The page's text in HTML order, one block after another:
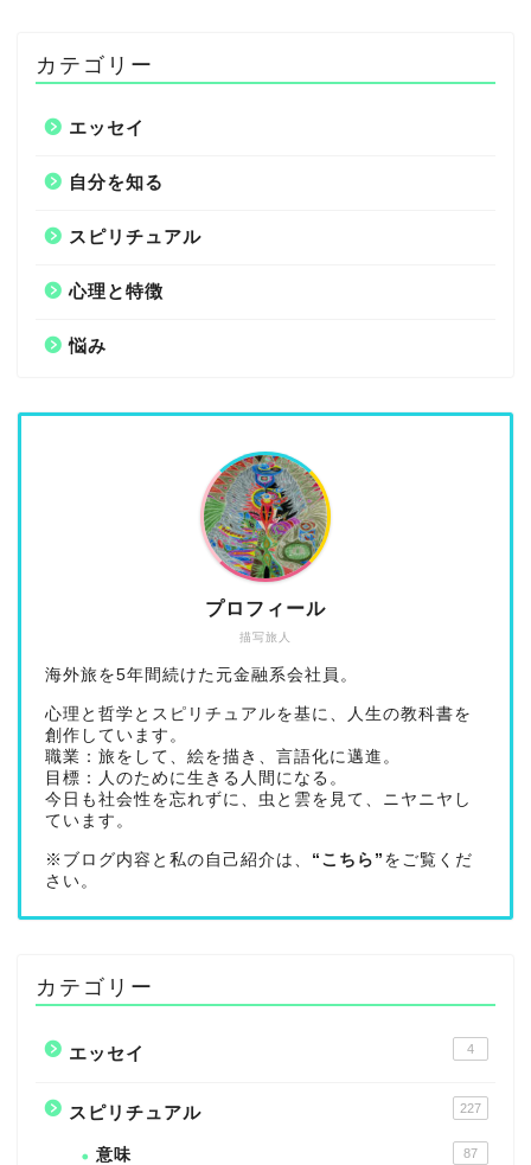
カテゴリー
エッセイ
自分を知る
スピリチュアル
心理と特徴
悩み
描写旅人
プロフィール
海外旅を5年間続けた元金融系会社員。
心理と哲学とスピリチュアルを基に、人生の教科書を
創作しています。
職業：旅をして、絵を描き、言語化に邁進。
目標：人のために生きる人間になる。
今日も社会性を忘れずに、虫と雲を見て、ニヤニヤし
ています。
※ブログ内容と私の自己紹介は、 “こちら” をご覧くだ
さい。
カテゴリー
エッセイ 4
スピリチュアル 227
意味 87